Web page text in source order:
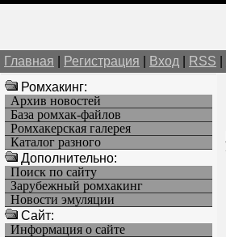
Главная Регистрация Вход RSS
Ромхакинг:
Архив новостей
База ромхак-файлов
Ромхакерская галерея
Каталог разного
Дополнительно:
Поиск по сайту
Зарубежный ромхакинг
Новости эмуляции
Cайт:
Информация о сайте